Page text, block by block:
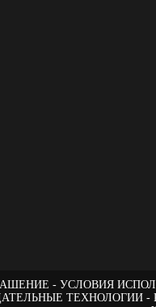
УСЛОВИЯ
ТЕХНОЛОГИИ